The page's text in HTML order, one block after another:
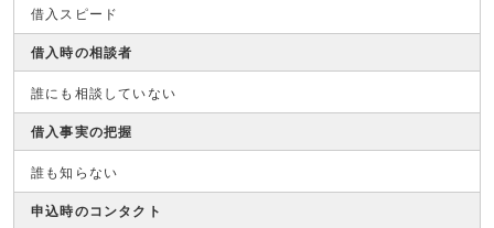
借入スピード
借入時の相談者
誰にも相談していない
借入事実の把握
誰も知らない
申込時のコンタクト